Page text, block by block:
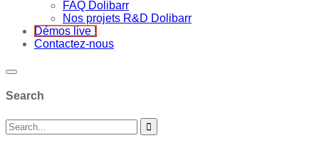
FAQ Dolibarr
Nos projets R&D Dolibarr
Démos live !
Contactez-nous
Search